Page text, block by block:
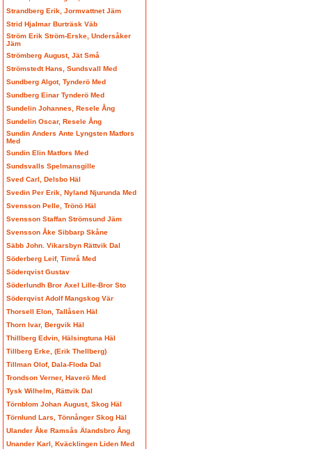
Strandberg Erik, Jormvattnet Jäm
Strid Hjalmar Burträsk Väb
Ström Erik Ström-Erske, Undersåker
Jäm
Strömberg August, Jät Små
Strömstedt Hans, Sundsvall Med
Sundberg Algot, Tynderö Med
Sundberg Einar Tynderö Med
Sundelin Johannes, Resele Ång
Sundelin Oscar, Resele Ång
Sundin Anders Ante Lyngsten Matfors
Med
Sundin Elin Matfors Med
Sundsvalls Spelmansgille
Sved Carl, Delsbo Häl
Svedin Per Erik, Nyland Njurunda Med
Svensson Pelle, Trönö Häl
Svensson Staffan Strömsund Jäm
Svensson Åke Sibbarp Skåne
Säbb John. Vikarsbyn Rättvik Dal
Söderberg Leif, Timrå Med
Söderqvist Gustav
Söderlundh Bror Axel Lille-Bror Sto
Söderqvist Adolf Mangskog Vär
Thorsell Elon, Tallåsen Häl
Thorn Ivar, Bergvik Häl
Thillberg Edvin, Hälsingtuna Häl
Tillberg Erke, (Erik Thellberg)
Tillman Olof, Dala-Floda Dal
Trondson Verner, Haverö Med
Tysk Wilhelm, Rättvik Dal
Törnblom Johan August, Skog Häl
Törnlund Lars, Tönnånger Skog Häl
Ulander Åke Ramsås Älandsbro Ång
Unander Karl, Kväcklingen Liden Med